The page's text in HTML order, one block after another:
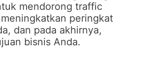
mendorong traffic
peringkat
dan pada akhirnya,
bisnis Anda.